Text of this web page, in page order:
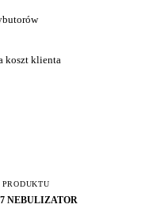
koszt klienta
PRODUKTU
NEBULIZATOR